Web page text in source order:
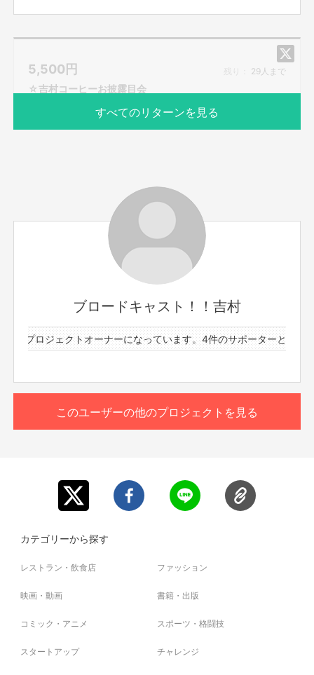
ブロードキャスト！！吉村
プロジェクトオーナーになっています。4件のサポーターと3件のプ
て、それをメッセージ機能でやり取りさせていただきまし
て、zoom URLをそちらからお送りしますので宜しくお願
い致します。
5,500円 残り： 29人まで
☆吉村コーヒーお披露目会
サポーター数 お届け予定日
2025年12月
コーヒーオリジナルブレンド作りたいなぁ…ということで
ついに出来上がりました！！！その初の試飲会的なことを
ここからオリジナルブレンドとして皆様のお手元に届くそ
の前に！吉村が淹れてコーヒーを飲んで甘味などおやつつ
まみながら優雅なひと時を一緒に過ごしませんか？
豊橋駅の近くで、参加人数によってお店借りるのか場所を
日程→12月20日土曜日予定
た追ってお伝え致します。)
* プロジェクト本文の未尾に記載されている【ご支援にあた
* 参加方法、場所など、別途FANY Crowdfundingのメッセ
* 参加費はご支援額に含まれております。
もっと見る
このリターンを購入する
すべてのリターンを見る
このユーザーの他のプロジェクトを見る
カテゴリーから探す
レストラン・飲食店 ファッション
映画・動画 書籍・出版
コミック・アニメ スポーツ・格闘技
スタートアップ チャレンジ